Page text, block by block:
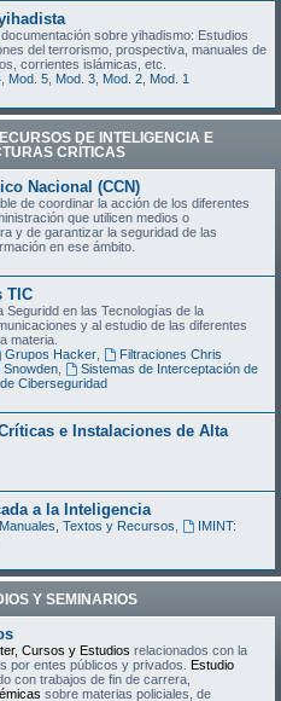
sobre yihadismo: Estudios
del terrorismo, prospectiva, manuales de
corrientes islámicas, etc.
Mod. 5 Mod. 3 Mod. 2 Mod. 1
DE INTELIGENCIA E
CRÍTICAS
Nacional (CCN)
de coordinar la acción de los diferentes
que utilicen medios o
y de garantizar la seguridad de las
en ese ámbito.
TIC
Seguridd en las Tecnologías de la
y al estudio de las diferentes
materia.
Grupos Hacker,
Filtraciones Chris
Snowden,
Sistemas de Interceptación de
Ciberseguridad
e Instalaciones de Alta
a la Inteligencia
Textos y Recursos
IMINT:
Y SEMINARIOS
Cursos y Estudios relacionados con la
por entes públicos y privados. Estudio
con trabajos de fin de carrera,
sobre materias policiales, de